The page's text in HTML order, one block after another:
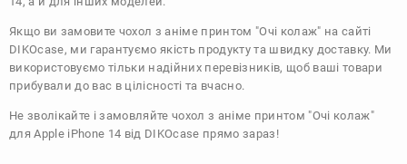
Якщо ви замовите чохол з аніме принтом "Очі колаж" на сайті
DIKOcase, ми гарантуємо якість продукту та швидку доставку. Ми
використовуємо тільки надійних перевізників, щоб ваші товари
прибували до вас в цілісності та вчасно.
Не зволікайте і замовляйте чохол з аніме принтом "Очі колаж"
для Apple iPhone 14 від DIKOcase прямо зараз!